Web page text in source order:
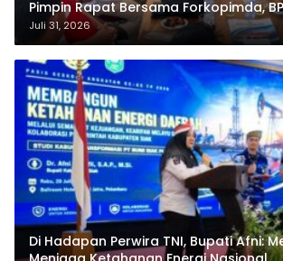
Atasi Kelangkaan BBM Kuala Kampar,
Pimpin Rapat Bersama Forkopimda,
Pertamina
Juli 31, 2026